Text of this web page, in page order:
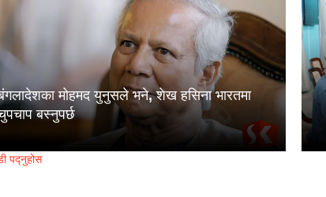
मोहमद युनुसले भने, शेख हसिना भारतमा
बस्नुपर्छ
पद्नुहोस